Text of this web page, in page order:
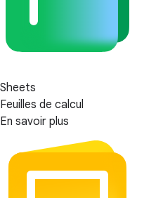
Sheets
Feuilles de calcul
En savoir plus